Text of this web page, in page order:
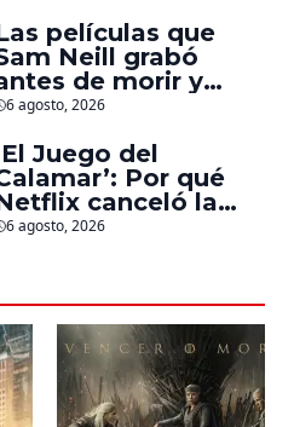
radicales
películas que
Neill grabó
de morir y
pronto a
6 agosto, 2026
Juego del
Por qué
canceló la
de David
6 agosto, 2026